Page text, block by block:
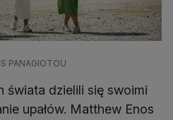
PANAGIOTOU
świata dzielili się swoimi
upałów. Matthew Enos